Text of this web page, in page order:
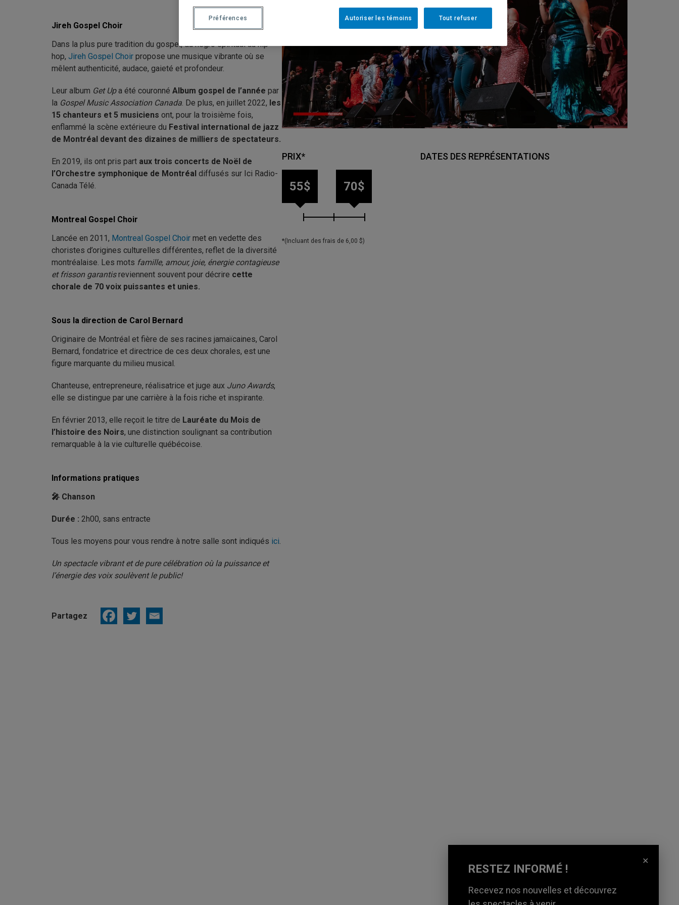
Jireh Gospel Choir
Dans la plus pure tradition du gospel, du negro spiritual au hip-
hop, Jireh Gospel Choir propose une musique vibrante où se
mêlent authenticité, audace, gaieté et profondeur.
Leur album Get Upa été couronné Album gospel de l’année par
la Gospel Music Association Canada. De plus, en juillet 2022, les
15 chanteurs et 5 musiciens ont, pour la troisième fois,
enflammé la scène extérieure du Festival international de jazz
de Montréal devant des dizaines de milliers de spectateurs.
En 2019, ils ont pris part aux trois concerts de Noël de
l’Orchestre symphonique de Montréal diffusés sur Ici Radio-
Canada Télé.
Montreal Gospel Choir
Lancée en 2011, Montreal Gospel Choir met en vedette des
choristes d’origines culturelles différentes, reflet de la diversité
montréalaise. Les mots famille, amour, joie, énergie contagieuse
et frisson garantisreviennent souvent pour décrire cette
chorale de 70 voix puissantes et unies.
Sous la direction de Carol Bernard
Originaire de Montréal et fière de ses racines jamaïcaines, Carol
Bernard, fondatrice et directrice de ces deux chorales, est une
figure marquante du milieu musical.
Chanteuse, entrepreneure, réalisatrice et juge aux Juno Awards,
elle se distingue par une carrière à la fois riche et inspirante.
En février 2013, elle reçoit le titre de Lauréate du Mois de
l’histoire des Noirs, une distinction soulignant sa contribution
remarquable à la vie culturelle québécoise.
Informations pratiques
🎤 Chanson
Durée : 2h00, sans entracte
Tous les moyens pour vous rendre à notre salle sont indiqués ici.
Un spectacle vibrant et de pure célébration où la puissance et
l’énergie des voix soulèvent le public!
Partagez
PRIX*
55$ 70$
*(Incluant des frais de 6,00 $)
DATES DES REPRÉSENTATIONS
✕
RESTEZ INFORMÉ !
Recevez nos nouvelles et découvrez
Tout refuser
Autoriser les témoins
Préférences